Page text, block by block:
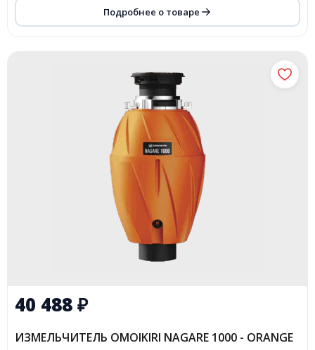
Подробнее о товаре
40 488₽
ИЗМЕЛЬЧИТЕЛЬ OMOIKIRI NAGARE 1000 - ORANGE